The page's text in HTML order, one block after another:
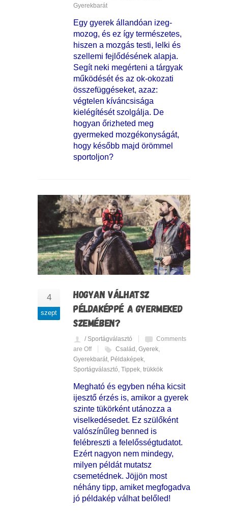
Gyerekbarát
Egy gyerek állandóan izeg-
mozog, és ez így természetes,
hiszen a mozgás testi, lelki és
szellemi fejlődésének alapja.
Segít neki megérteni a tárgyak
működését és az ok-okozati
összefüggéseket, azaz:
végtelen kíváncsisága
kielégítését szolgálja. De
hogyan őrizheted meg
gyermeked mozgékonyságát,
hogy később majd örömmel
sportoljon?
4
szept
HOGYAN VÁLHATSZ
PÉLDAKÉPPÉ A GYERMEKED
SZEMÉBEN?
/ Sportágválasztó
Comments
are Off
Család , Gyerek,
Gyerekbarát, Példaképek,
Sportágválasztó, Tippek, trükkök
Megható és egyben néha kicsit
ijesztő érzés is, amikor a gyerek
szinte tükörként utánozza a
viselkedésedet. Ez szülőként
valószínűleg benned is
felébreszti a felelősségtudatot.
Ezért nagyon nem mindegy,
milyen példát mutatsz
csemetédnek. Jöjjön most
néhány tipp, amiket megfogadva
jó példakép válhat belőled!